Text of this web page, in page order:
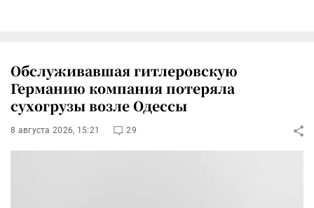
Обслуживавшая гитлеровскую
Германию компания потеряла
сухогрузы возле Одессы
8 августа 2026, 15:21 29